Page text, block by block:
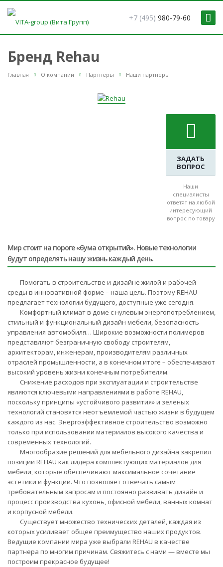
+7 (495) 980-79-60
Бренд Rehau
Главная О компании Партнеры Наши партнёры
ЗАДАТЬ
ВОПРОС
Наши
специалисты
ответят на любой
интересующий
вопрос по товару
Мир стоит на пороге «бума открытий». Новые технологии
будут определять нашу жизнь каждый день.
Помогать в строительстве и дизайне жилой и рабочей
среды в инновативной форме – наша цель. Поэтому REHAU
предлагает технологии будущего, доступные уже сегодня.
Комфортный климат в доме с нулевым энергопотреблением,
стильный и функциональный дизайн мебели, безопасность
управления автомобиля… Широкие возможности полимеров
представляют безграничную свободу строителям,
архитекторам, инженерам, производителям различных
отраслей промышленности, а в конечном итоге – обеспечивают
высокий уровень жизни конечным потребителям.
Снижение расходов при эксплуатации и строительстве
являются ключевыми направлениями в работе REHAU,
поскольку принципы «устойчивого развития» и зеленых
технологий становятся неотъемлемой частью жизни в будущем
каждого из нас. Энергоэффективное строительство возможно
только при использовании материалов высокого качества и
современных технологий.
Многообразие решений для мебельного дизайна закрепил
позиции REHAU как лидера комплектующих материалов для
мебели, которые обеспечивают максимальное сочетание
эстетики и функции. Что позволяет отвечать самым
требовательным запросам и постоянно развивать дизайн и
процесс производства кухонь, офисной мебели, ванных комнат
и корпусной мебели.
Существует множество технических деталей, каждая из
которых усиливает общее преимущество наших продуктов.
Ведущие компании мира уже выбрали REHAU в качестве
партнера по многим причинам. Свяжитесь с нами — вместе мы
построим прекрасное будущее!